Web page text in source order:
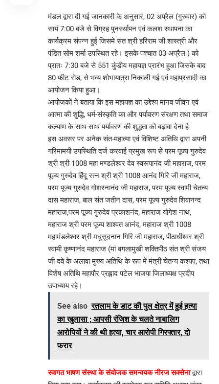
मंडल द्वारा दी गई जानकारी के अनुसार, 02 अप्रैल (गुरुवार) को
सायं 7:00 बजे से विग्रह पुनर्स्थापन एवं कलश स्थापना का
कार्यक्रम संपन्न हुई जिसमे संत श्री हरिराम जी शास्त्री और
पंडित सोम शर्मा उपस्थित रहे। इसके पश्चात 03 अप्रैल ) को
प्रातः 7:30 बजे से 551 कुंडीय महायज्ञ प्रारंभ हुआ जिसके बाद
80 फीट रोड, से भव्य शोभायात्रा निकाली गई एवं महाप्रसादी का
आयोजन किया हुआ।
आयोजकों ने बताया कि इस महायज्ञ का उद्देश्य मानव जीवन एवं
आत्मा की शुद्धि, धर्म-संस्कृति का और पर्यावरण संरक्षण तथा समाज
कल्याण के साथ-साथ पर्यावरण की शुद्धता को बढ़ावा देना है
इस अवसर पर अनेक संत-महात्मा एवं विशिष्ट अतिथि द्वारा अपनी
गरिमामयी उपस्थिति दर्ज करवाई प्रमुख रूप से परम पूज्य गुरुदेव
श्री श्री 1008 महा मण्डलेश्वर देव स्वरूपानंद जी महाराज, परम
पूज्य गुरुदेव हिंदू रत्न श्री श्री 1008 आनंद गिरि जी महाराज,
परम पूज्य गुरुदेव गोशरनानंद जी महाराज, परम पूज्य स्वामी चेतन्य
दास महाराज, बाल संत जतीन दास, परम पूज्य गुरुदेव शिवानन्द
महाराज,परम पूज्य गुरुदेव प्रकाशनंद, महाराज योगेश नाथ,
महाराज श्री परम पूज्य शाश्वत आनंद, महाराज श्री 1008
महामंडलेश्वर श्री मधुसूदनान गिरि जी महाराज, पीठाधीश्वर श्री
स्वामी कृष्णानंद महाराज (मां बगलामुखी शक्तिपीठ संत श्री संजय
जी दवे के अलावा मुख्य अतिथि के रूप में मंत्री चेतन्य कश्यप, तथा
विशेष अतिथि महापौर प्रह्लाद पटेल भाजपा जिलाध्यक्ष प्रदीप
उपाध्याय रहे।
See also रतलाम के डाट की पुल क्षेत्र में हुई हत्या
का खुलासा ; आपसी रंजिश के चलते नाबालिग
आरोपियों ने की थी हत्या, चार आरोपी गिरफ्तार, दो
फरार
स्वागत भाषण संस्था के संयोजक समन्वयक नीरज सक्सेनाद्वारा